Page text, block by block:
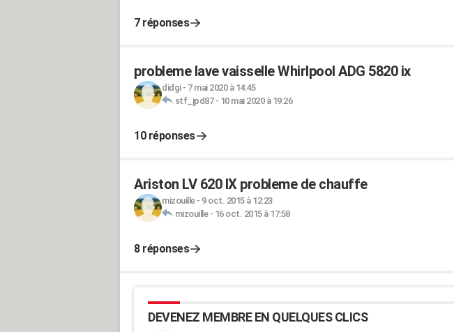
7 réponses
probleme lave vaisselle Whirlpool ADG 5820 ix
didgi- 7 mai 2020 à 14:45
stf_jpd87- 10 mai 2020 à 19:26
10 réponses
Ariston LV 620 IX probleme de chauffe
mizouille- 9 oct. 2015 à 12:23
mizouille- 16 oct. 2015 à 17:58
8 réponses
DEVENEZ MEMBRE EN QUELQUES CLICS